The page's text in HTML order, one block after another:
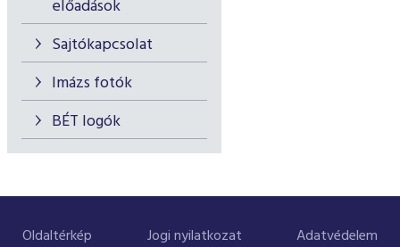
előadások
Sajtókapcsolat
Imázs fotók
BÉT logók
Oldaltérkép Jogi nyilatkozat Adatvédelem